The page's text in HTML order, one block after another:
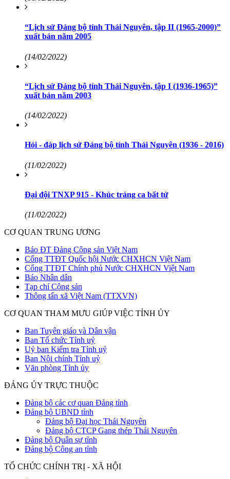
“Lịch sử Đảng bộ tỉnh Thái Nguyên, tập II (1965-2000)”
xuất bản năm 2005
(14/02/2022)
“Lịch sử Đảng bộ tỉnh Thái Nguyên, tập I (1936-1965)”
xuất bản năm 2003
(14/02/2022)
Hỏi - đáp lịch sử Đảng bộ tỉnh Thái Nguyên (1936 - 2016)
(11/02/2022)
Đại đội TNXP 915 - Khúc tráng ca bất tử
(11/02/2022)
CƠ QUAN TRUNG ƯƠNG
Báo ĐT Đảng Cộng sản Việt Nam
Cổng TTĐT Quốc hội Nước CHXHCN Việt Nam
Cổng TTĐT Chính phủ Nước CHXHCN Việt Nam
Báo Nhân dân
Tạp chí Cộng sản
Thông tấn xã Việt Nam (TTXVN)
CƠ QUAN THAM MƯU GIÚP VIỆC TỈNH ỦY
Ban Tuyên giáo và Dân vận
Ban Tổ chức Tỉnh uỷ
Uỷ ban Kiểm tra Tỉnh uỷ
Ban Nội chính Tỉnh uỷ
Văn phòng Tỉnh ủy
ĐẢNG ỦY TRỰC THUỘC
Đảng bộ các cơ quan Đảng tỉnh
Đảng bộ UBND tỉnh
Đảng bộ Đại học Thái Nguyên
Đảng bộ CTCP Gang thép Thái Nguyên
Đảng bộ Quân sự tỉnh
Đảng bộ Công an tỉnh
TỔ CHỨC CHÍNH TRỊ - XÃ HỘI